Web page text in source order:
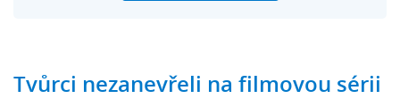
Tvůrci nezanevřeli na filmovou sérii